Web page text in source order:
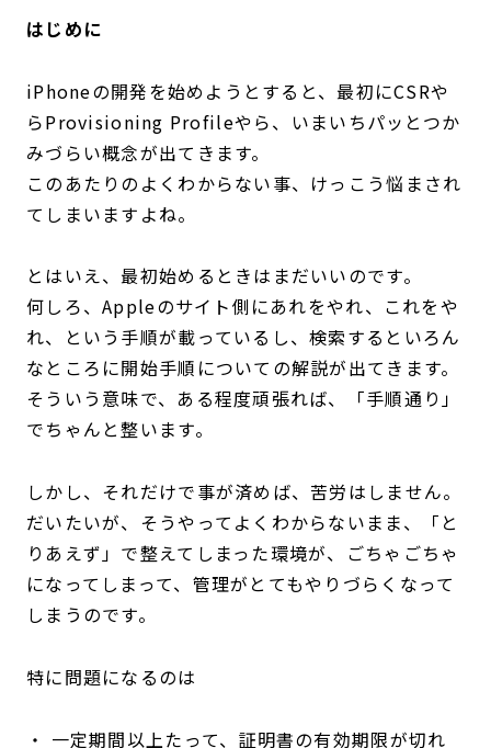
はじめに
iPhoneの開発を始めようとすると、最初にCSRや
らProvisioning Profileやら、いまいちパッとつか
みづらい概念が出てきます。
このあたりのよくわからない事、けっこう悩まされ
てしまいますよね。
とはいえ、最初始めるときはまだいいのです。
何しろ、Appleのサイト側にあれをやれ、これをや
れ、という手順が載っているし、検索するといろん
なところに開始手順についての解説が出てきます。
そういう意味で、ある程度頑張れば、「手順通り」
でちゃんと整います。
しかし、それだけで事が済めば、苦労はしません。
だいたいが、そうやってよくわからないまま、「と
りあえず」で整えてしまった環境が、ごちゃごちゃ
になってしまって、管理がとてもやりづらくなって
しまうのです。
特に問題になるのは
・ 一定期間以上たって、証明書の有効期限が切れ